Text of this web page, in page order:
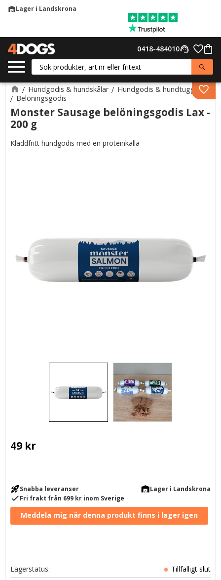
warehouseLager i Landskrona
support_agent
0418-484010
Hundgodis & hundskålar
Hundgodis & hundtugg
Belöningsgodis
Monster Sausage belöningsgodis Lax -
200 g
Kladdfritt hundgodis med en proteinkälla
49kr
rocket_launchSnabba leveranser warehouseLager i Landskrona
checkFri frakt från 699 kr inom Sverige
Lagerstatus